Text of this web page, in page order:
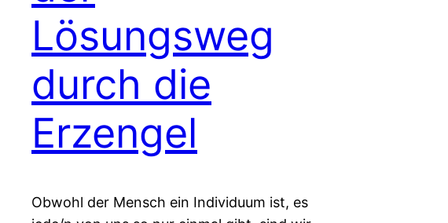
Lösungsweg
durch die
Erzengel
Obwohl der Mensch ein Individuum ist, es